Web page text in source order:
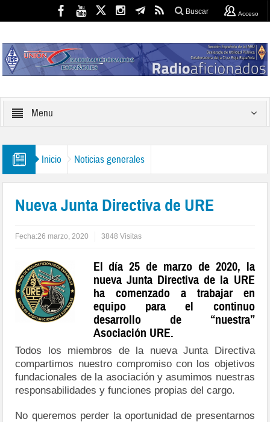
Buscar Acceso
Menu
Inicio Noticias generales
Nueva Junta Directiva de URE
Fecha:26 marzo, 2020 3848 Visitas
El día 25 de marzo de 2020, la
nueva Junta Directiva de la URE
ha comenzado a trabajar en
equipo para el continuo
desarrollo de “nuestra”
Asociación URE.
Todos los miembros de la nueva Junta Directiva
compartimos nuestro compromiso con los objetivos
fundacionales de la asociación y asumimos nuestras
responsabilidades y funciones propias del cargo.
No queremos perder la oportunidad de presentarnos